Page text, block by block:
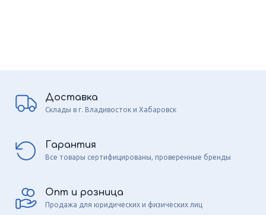
Доставка
Склады в г. Владивосток и Хабаровск
Гарантия
Все товары сертифицированы, проверенные бренды
Опт и розница
Продажа для юридических и физических лиц